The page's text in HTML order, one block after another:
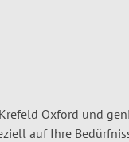
Oxford und
auf Ihre